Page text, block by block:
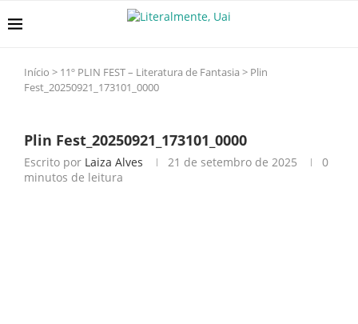
Início > 11º PLIN FEST – Literatura de Fantasia > Plin
Fest_20250921_173101_0000
Plin Fest_20250921_173101_0000
Escrito por Laiza Alves 21 de setembro de 2025
0
minutos de leitura